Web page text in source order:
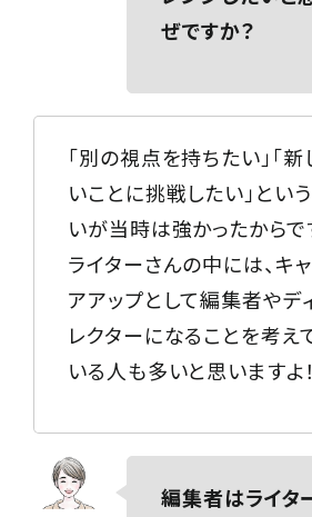
ぜですか？
「別の視点を持ちたい」「新
いことに挑戦したい」とい
いが当時は強かったからで
ライターさんの中には、キ
アアップとして編集者やデ
レクターになることを考え
いる人も多いと思いますよ！
編集者はライタ